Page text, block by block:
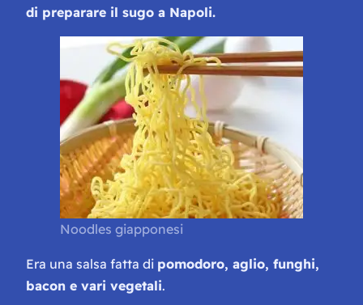
di preparare il sugo a Napoli.
Noodles giapponesi
Era una salsa fatta di pomodoro, aglio, funghi,
bacon e vari vegetali.